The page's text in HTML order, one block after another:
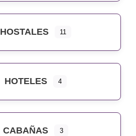
HOSTALES 11
HOTELES 4
CABAÑAS 3